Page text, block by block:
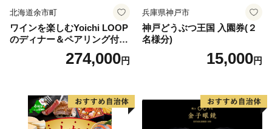
北海道余市町
ワインを楽しむYoichi LOOP
のディナー＆ペアリング付宿
泊プラン＜デラックスツイン
274,000円
兵庫県神戸市
神戸どうぶつ王国 入園券(２
名様分)
15,000円